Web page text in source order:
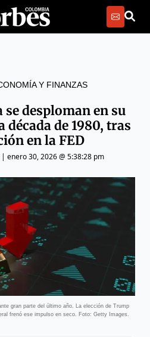
Y FINANZAS
desploman en su
década de 1980, tras
en la FED
| enero 30, 2026 @ 5:38:28 pm
gran parte del último año. La elección de Trump
frenó ese impulso en seco. Foto: Getty Images.